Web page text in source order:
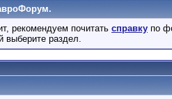
рекомендуем почитать справку по
выберите раздел.